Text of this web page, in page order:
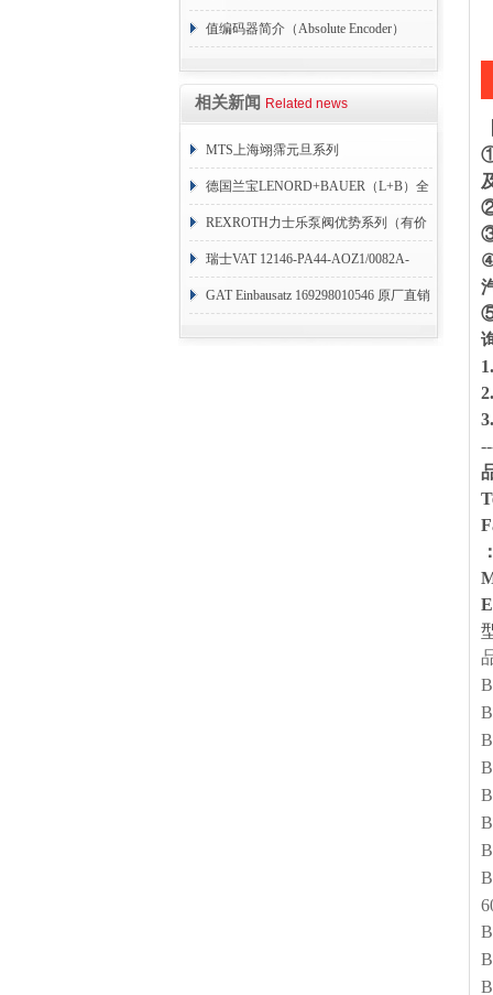
值编码器简介（Absolute Encoder）
相关新闻 Related news
MTS上海翊霈元旦系列
RHM3050MR081A01
德国兰宝LENORD+BAUER（L+B）全
系列编码器
REXROTH力士乐泵阀优势系列（有价
目表）
瑞士VAT 12146-PA44-AOZ1/0082A-
1173938
GAT Einbausatz 169298010546 原厂直销
：